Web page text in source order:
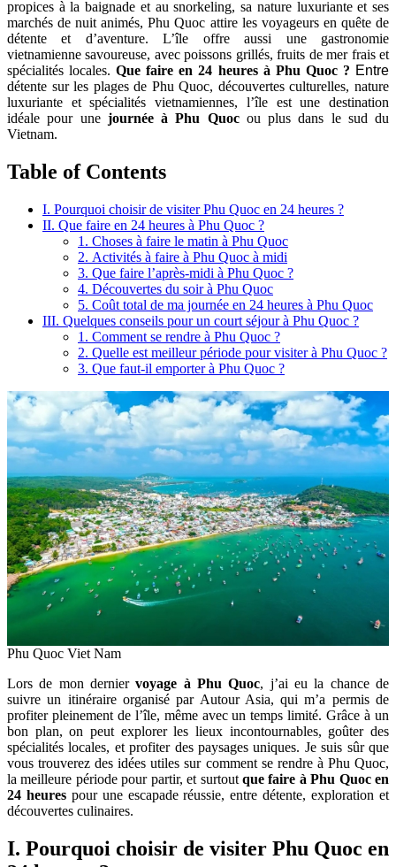
propices à la baignade et au snorkeling, sa nature luxuriante et ses
marchés de nuit animés, Phu Quoc attire les voyageurs en quête de
détente et d’aventure. L’île offre aussi une gastronomie
vietnamienne savoureuse, avec poissons grillés, fruits de mer frais et
spécialités locales.Que faire en 24 heures à Phu Quoc ? Entre
détente sur les plages de Phu Quoc, découvertes culturelles, nature
luxuriante et spécialités vietnamiennes, l’île est une destination
idéale pour une journée à Phu Quocou plus dans le sud du
Vietnam.
Table of Contents
I. Pourquoi choisir de visiter Phu Quoc en 24 heures ?
II. Que faire en 24 heures à Phu Quoc ?
1. Choses à faire le matin à Phu Quoc
2. Activités à faire à Phu Quoc à midi
3. Que faire l’après-midi à Phu Quoc ?
4. Découvertes du soir à Phu Quoc
5. Coût total de ma journée en 24 heures à Phu Quoc
III. Quelques conseils pour un court séjour à Phu Quoc ?
1. Comment se rendre à Phu Quoc ?
2. Quelle est meilleur période pour visiter à Phu Quoc ?
3. Que faut-il emporter à Phu Quoc ?
Phu Quoc Viet Nam
Lors de mon derniervoyage à Phu Quoc, j’ai eu la chance de
suivre un itinéraire organisé par Autour Asia, qui m’a permis de
profiter pleinement de l’île, même avec un temps limité. Grâce à un
bon plan, on peut explorer les lieux incontournables, goûter des
spécialités locales, et profiter des paysages uniques. Je suis sûr que
vous trouverez des idées utiles sur comment se rendre à Phu Quoc,
la meilleure période pour partir, et surtout que faire à Phu Quoc en
24 heurespour une escapade réussie, entre détente, exploration et
découvertes culinaires.
I. Pourquoi choisir de visiter Phu Quoc en